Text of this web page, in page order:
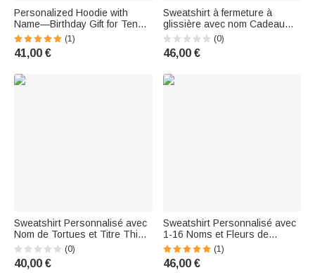
Personalized Hoodie with
Name—Birthday Gift for Tennis
Players
(1)
41,00 €
Sweatshirt à fermeture à
glissière avec nom Cadeau
d'anniversaire pour assistante
dentaire
(0)
46,00 €
Sweatshirt Personnalisé avec
Nom de Tortues et Titre This
Grandma Mom Belongs To
Cadeau d'Anniversaire pour la
Maman d'Enfants
(0)
40,00 €
Sweatshirt Personnalisé avec
1-16 Noms et Fleurs de
Naissance This Mom Belongs
To Cadeau Anniversaire Fête
pour Maman Grand-Mère
(1)
46,00 €